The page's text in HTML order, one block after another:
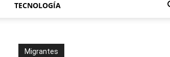
TECNOLOGÍA
Migrantes